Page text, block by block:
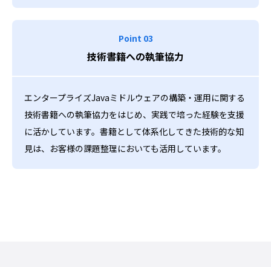
Point 03
技術書籍への執筆協力
エンタープライズJavaミドルウェアの構築・運用に関する
技術書籍への執筆協力をはじめ、実践で培った経験を支援
に活かしています。書籍として体系化してきた技術的な知
見は、お客様の課題整理においても活用しています。